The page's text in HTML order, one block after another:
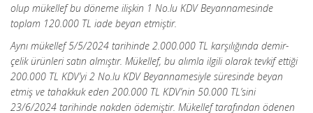
olup mükellef bu döneme ilişkin 1 No.lu KDV Beyannamesinde
toplam 120.000 TL iade beyan etmiştir.
Aynı mükellef 5/5/2024 tarihinde 2.000.000 TL karşılığında demir-
çelik ürünleri satın almıştır. Mükellef, bu alımla ilgili olarak tevkif ettiği
200.000 TL KDV’yi 2 No.lu KDV Beyannamesiyle süresinde beyan
etmiş ve tahakkuk eden 200.000 TL KDV’nin 50.000 TL’sini
23/6/2024 tarihinde nakden ödemiştir. Mükellef tarafından ödenen